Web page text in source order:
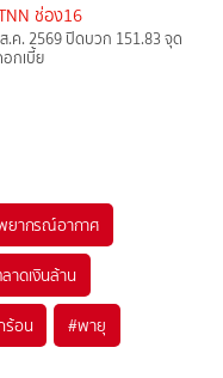
ช่อง16
.ค. 2569 ปิดบวก 151.83 จุด
กเบี้ย
ยากรณ์อากาศ
าดเงินล้าน
ร้อน #พายุ